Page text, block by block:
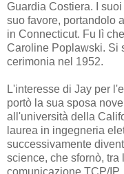
Guardia Costiera. I
suo favore, portandolo
in Connecticut. Fu lì
Caroline Poplawski. Si
cerimonia nel 1952.
L'interesse di Jay per
portò la sua sposa
all'università della
laurea in ingegneria
successivamente
science, che sfornò,